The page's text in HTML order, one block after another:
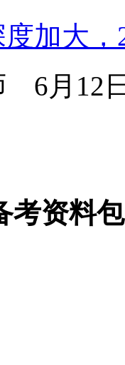
加大
6月12
考资料包